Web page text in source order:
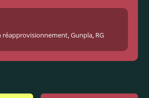
réapprovisionnement,Gunpla, RG